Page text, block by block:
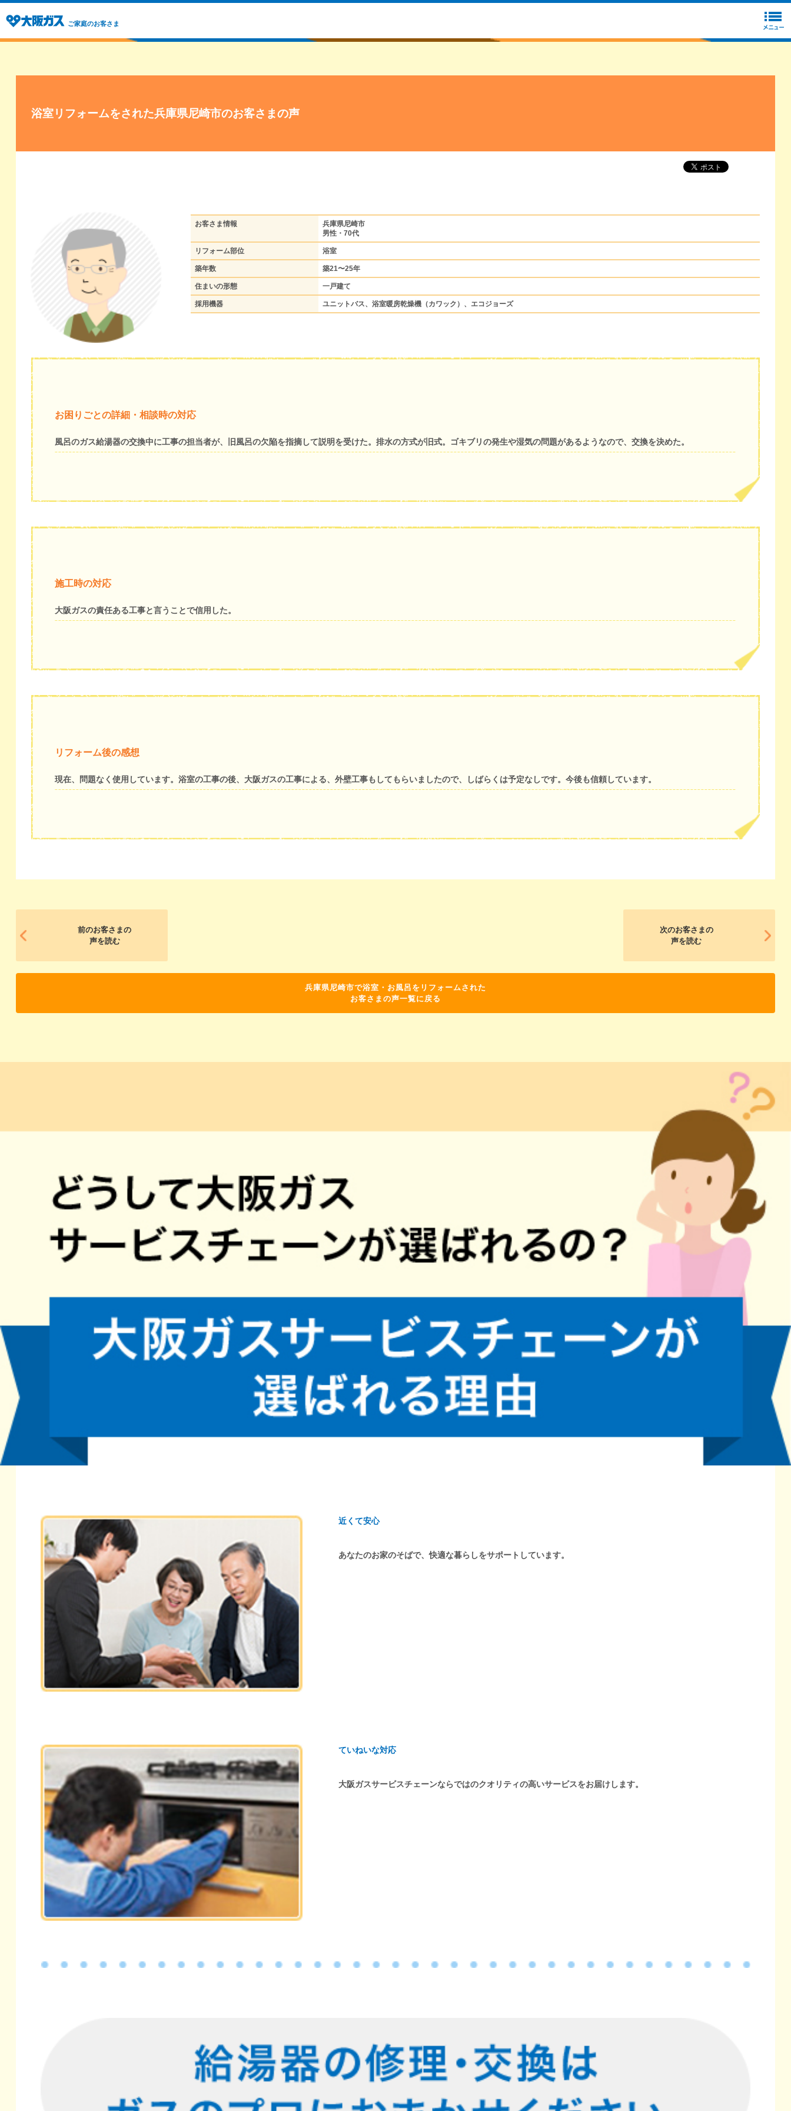
ご家庭のお客さま
浴室リフォームをされた兵庫県尼崎市のお客さまの声
お客さま情報
兵庫県尼崎市
男性・70代
リフォーム部位 浴室
築年数 築21〜25年
住まいの形態 一戸建て
採用機器 ユニットバス、浴室暖房乾燥機（カワック）、エコジョーズ
お困りごとの詳細・相談時の対応
風呂のガス給湯器の交換中に工事の担当者が、旧風呂の欠陥を指摘して説明を受けた。排水の方式が旧式。ゴキブリの発生や湿気の問題があるようなので、交換を決めた。
施工時の対応
大阪ガスの責任ある工事と言うことで信用した。
リフォーム後の感想
現在、問題なく使用しています。浴室の工事の後、大阪ガスの工事による、外壁工事もしてもらいましたので、しばらくは予定なしです。今後も信頼しています。
前のお客さまの
声を読む
次のお客さまの
声を読む
兵庫県尼崎市で浴室・お風呂をリフォームされた
お客さまの声一覧に戻る
近くて安心
あなたのお家のそばで、快適な暮らしをサポートしています。
ていねいな対応
大阪ガスサービスチェーンならではのクオリティの高いサービスをお届けします。